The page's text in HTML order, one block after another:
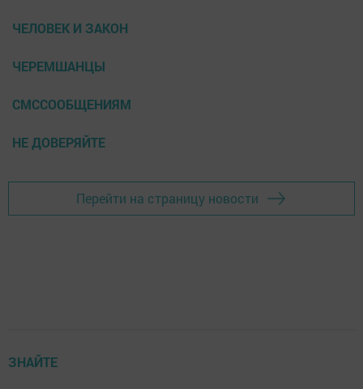
ЧЕЛОВЕК И ЗАКОН
ЧЕРЕМШАНЦЫ
СМССООБЩЕНИЯМ
НЕ ДОВЕРЯЙТЕ
Перейти на страницу новости
ЗНАЙТЕ